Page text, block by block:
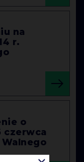
na
r.
o
czerwca